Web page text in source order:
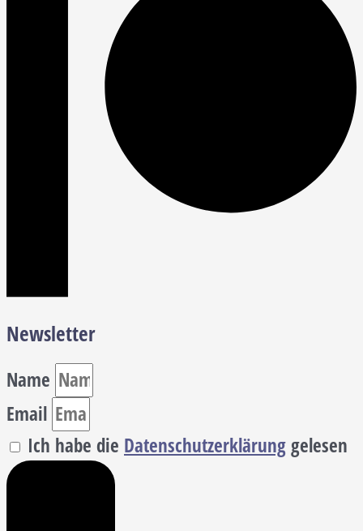
Newsletter
Name
Email
Ich habe die Datenschutzerklärung gelesen